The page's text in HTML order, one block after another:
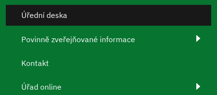
Úřední deska
Povinně zveřejňované informace
Kontakt
Úřad online